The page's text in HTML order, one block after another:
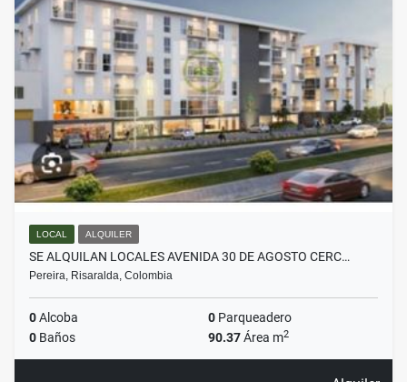
LOCAL ALQUILER
SE ALQUILAN LOCALES AVENIDA 30 DE AGOSTO CERC…
Pereira, Risaralda, Colombia
0Alcoba 0 Parqueadero
0 Baños 90.37Área m2